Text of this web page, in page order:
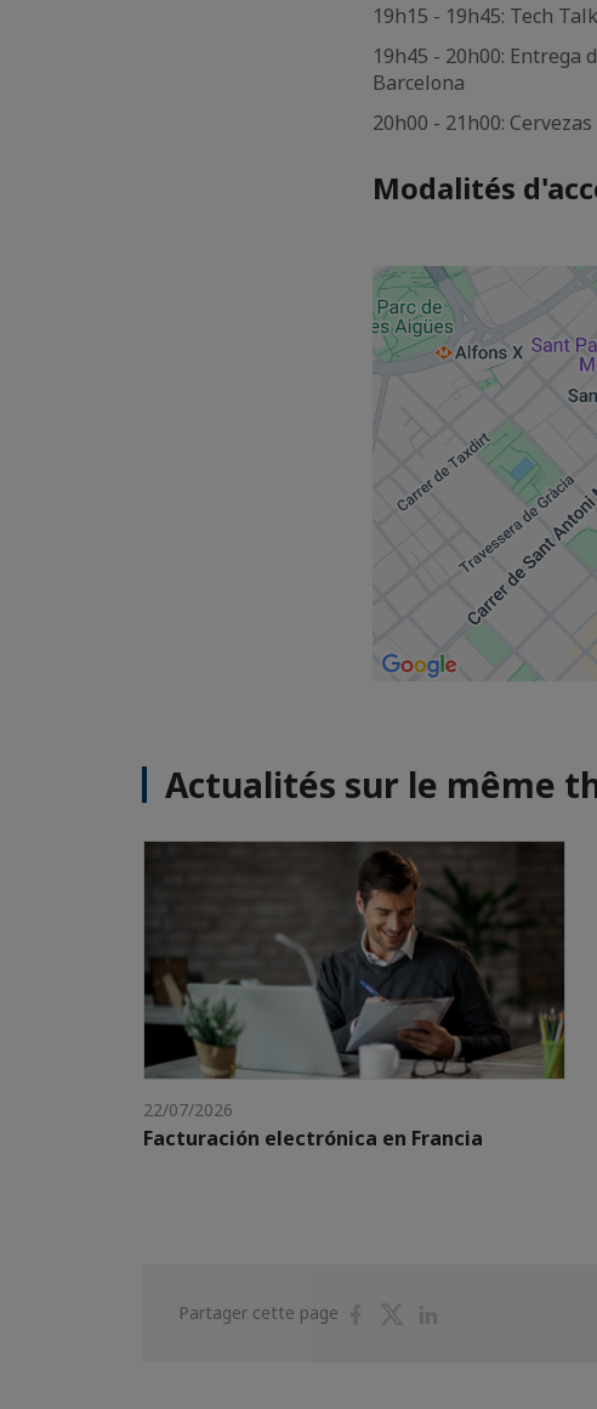
19h15 - 19h45: Tech
19h45 - 20h00: Entrega
Barcelona
20h00 - 21h00:
Modalités
Actualités sur le même
22/07/2026
Facturación electrónica en Francia
Partager cette page
PartagerPartager